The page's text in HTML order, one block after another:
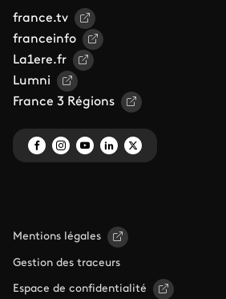
france.tv
franceinfo
La1ere.fr
Lumni
France 3 Régions
Mentions légales
Gestion des traceurs
Espace de confidentialité